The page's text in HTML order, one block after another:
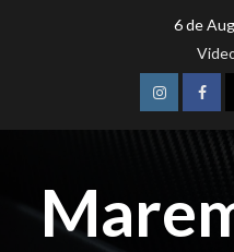
6 de
Instagram